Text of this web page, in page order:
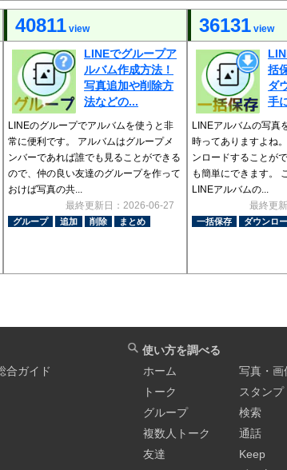
40811 view
LINEでグループア
ルバム作成方法！
写真追加や削除方
法などの...
LINEのグループでアルバムを使うと非
常に便利です。 アルバムはグループメ
ンバーであれば誰でも見ることができる
ので、仲の良い友達のグループを作って
おけば写真の共...
最終更新日：2026-06-27
グループ 追加 削除 まとめ
36131 view
括
ダ
手
LINEアルバムの写真
時ってありますよね
ンロードすることが
も簡単にできます。
LINEアルバムの...
最終更
一括保存 ダウンロ
合ガイド
使い方を調べる
ホーム
トーク
グループ
複数人トーク
友達
写真・画
スタンプ
検索
通話
Keep